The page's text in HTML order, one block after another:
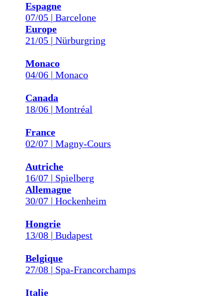
Espagne
07/05 | Barcelone
Europe
21/05 | Nürburgring
Monaco
04/06 | Monaco
Canada
18/06 | Montréal
France
02/07 | Magny-Cours
Autriche
16/07 | Spielberg
Allemagne
30/07 | Hockenheim
Hongrie
13/08 | Budapest
Belgique
27/08 | Spa-Francorchamps
Italie